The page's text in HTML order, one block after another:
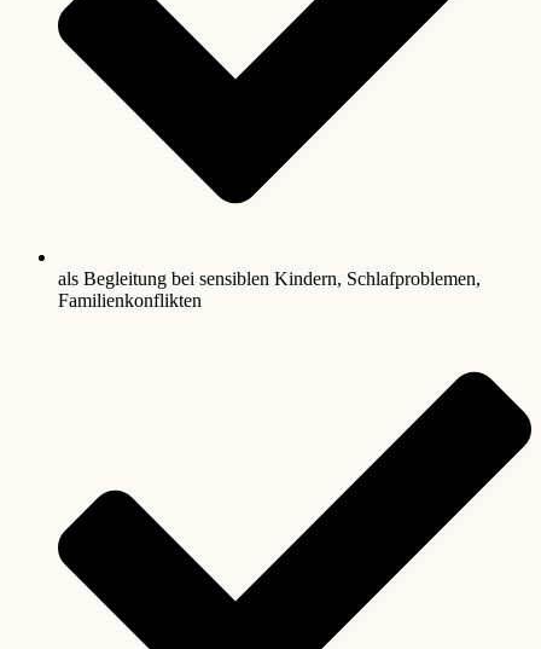
als Begleitung bei sensiblen Kindern, Schlafproblemen,
Familienkonflikten